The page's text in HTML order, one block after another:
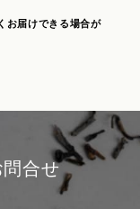
お届けできる場合が
合せ